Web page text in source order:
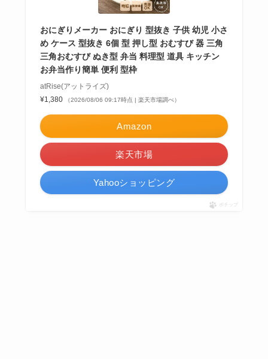
おにぎりメーカー おにぎり 型抜き 子供 幼児 小さ
め ケース 型抜き 6個 型 押し型 おむすび 器 三角
三角おむすび ぬき型 弁当 料理型 道具 キッチン
お弁当作り簡単 便利 型枠
atRise(アットライズ)
¥1,380
（2026/08/06 09:17時点 | 楽天市場調べ）
Amazon
楽天市場
Yahooショッピング
ポチップ